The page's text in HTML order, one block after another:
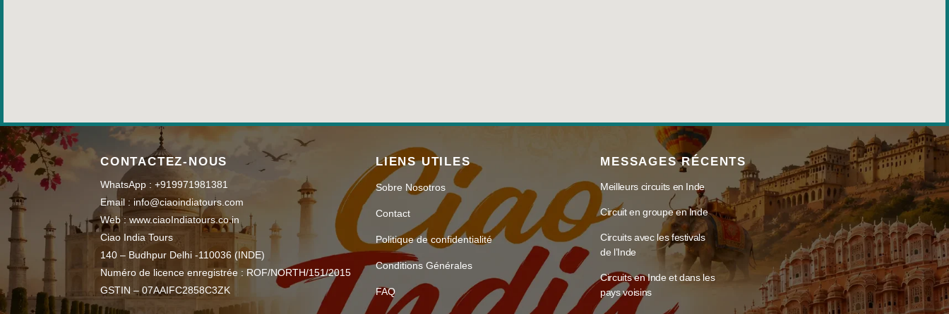
CONTACTEZ-NOUS
WhatsApp : +919971981381
Email : info@ciaoindiatours.com
Web : www.ciaoIndiatours.co.in
Ciao India Tours
140 – Budhpur Delhi -110036 (INDE)
Numéro de licence enregistrée : ROF/NORTH/151/2015
GSTIN – 07AAIFC2858C3ZK
LIENS UTILES
Sobre Nosotros
Contact
Politique de confidentialité
Conditions Générales
FAQ
MESSAGES RÉCENTS
Meilleurs circuits en Inde
Circuit en groupe en Inde
Circuits avec les festivals
de l’Inde
Circuits en Inde et dans les
pays voisins